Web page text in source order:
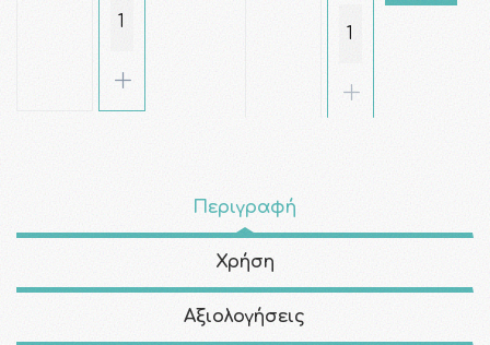
Περιγραφή
Χρήση
Αξιολογήσεις